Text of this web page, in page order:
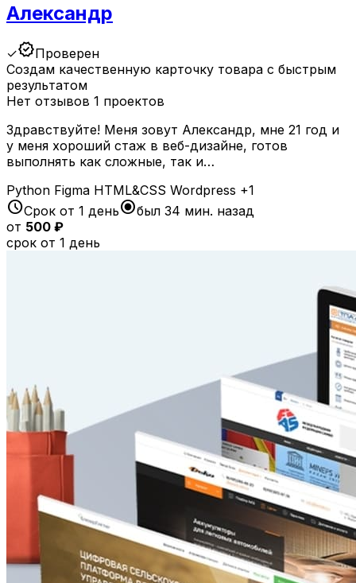
Александр
✓verifiedПроверен
Создам качественную карточку товара с быстрым
результатом
Нет отзывов 1 проектов
Здравствуйте! Меня зовут Александр, мне 21 год и
у меня хороший стаж в веб-дизайне, готов
выполнять как сложные, так и…
Python Figma HTML&CSS Wordpress +1
scheduleСрок от 1 деньradio_button_checkedбыл 34 мин. назад
от 500 ₽
срок от 1 день